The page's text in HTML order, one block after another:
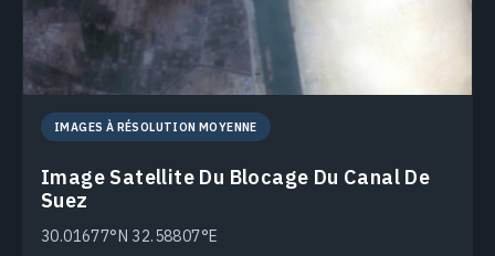
IMAGES À RÉSOLUTION MOYENNE
Image Satellite Du Blocage Du Canal De
Suez
30.01677°N 32.58807°E